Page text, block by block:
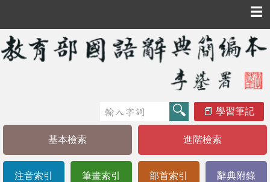
☰
學習筆記
基本檢索 進階檢索
注音索引 筆畫索引 部首索引 辭典附錄